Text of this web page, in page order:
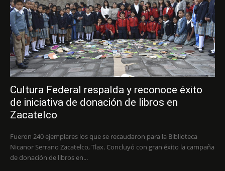
Cultura Federal respalda y reconoce éxito
de iniciativa de donación de libros en
Zacatelco
Fueron 240 ejemplares los que se recaudaron para la Biblioteca
Nicanor Serrano Zacatelco, Tlax. Concluyó con gran éxito la campaña
de donación de libros en...